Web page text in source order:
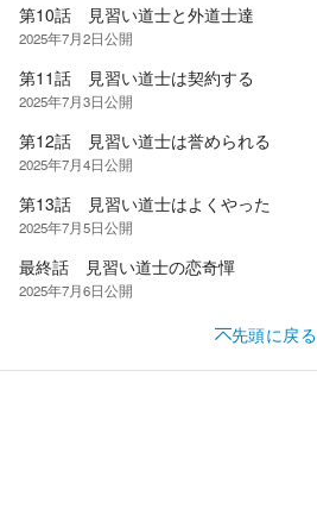
第10話 見習い道士と外道士達
2025年7月2日公開
第11話 見習い道士は契約する
2025年7月3日公開
第12話 見習い道士は誉められる
2025年7月4日公開
第13話 見習い道士はよくやった
2025年7月5日公開
最終話 見習い道士の恋奇憚
2025年7月6日公開
先頭に戻る